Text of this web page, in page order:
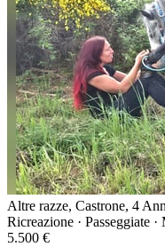
Altre razze, Castrone, 4
Ricreazione · Passeggiate ·
5.500 €